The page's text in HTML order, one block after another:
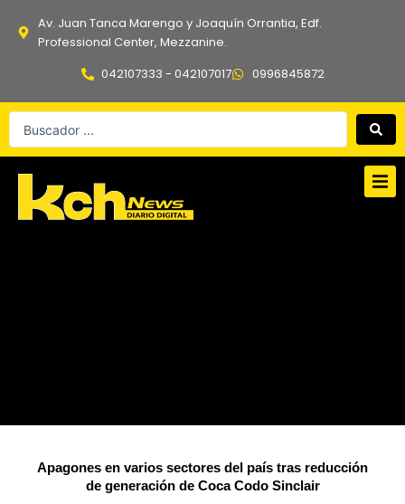
Av. Juan Tanca Marengo y Joaquín Orrantia, Edf.
Professional Center, Mezzanine.
042107333 - 042107017
0996845872
Search
Apagones en varios sectores del país tras reducción
de generación de Coca Codo Sinclair